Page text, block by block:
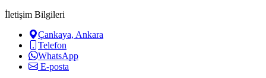
İletişim Bilgileri
Çankaya, Ankara
Telefon
WhatsApp
E-posta